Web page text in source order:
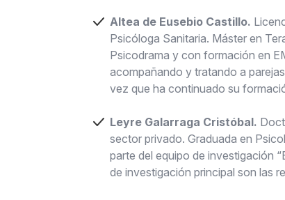
Altea de Eusebio Castillo.
Psicóloga Sanitaria. Máster en
Psicodrama y con formación en
acompañando y tratando a
vez que ha continuado su
Leyre Galarraga Cristóbal.
sector privado. Graduada en
parte del equipo de investigación
de investigación principal son las